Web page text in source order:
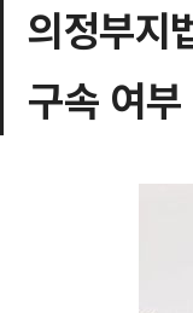
의정부지
구속 여